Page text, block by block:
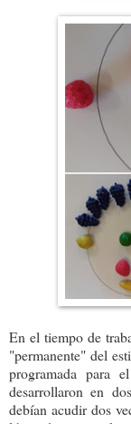
En el tiempo de
"permanente" del
programada para
desarrollaron en
debían acudir dos